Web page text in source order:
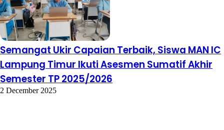
Semangat Ukir Capaian Terbaik, Siswa MAN IC
Lampung Timur Ikuti Asesmen Sumatif Akhir
Semester TP 2025/2026
2 December 2025